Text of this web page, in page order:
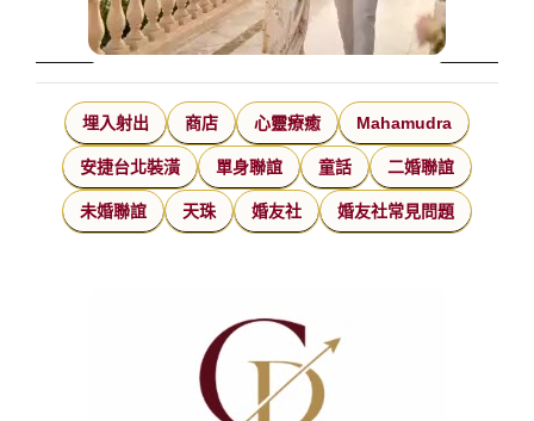
埋入射出 商店 心靈療癒 Mahamudra
安捷台北裝潢 單身聯誼 童話 二婚聯誼
未婚聯誼 天珠 婚友社 婚友社常見問題